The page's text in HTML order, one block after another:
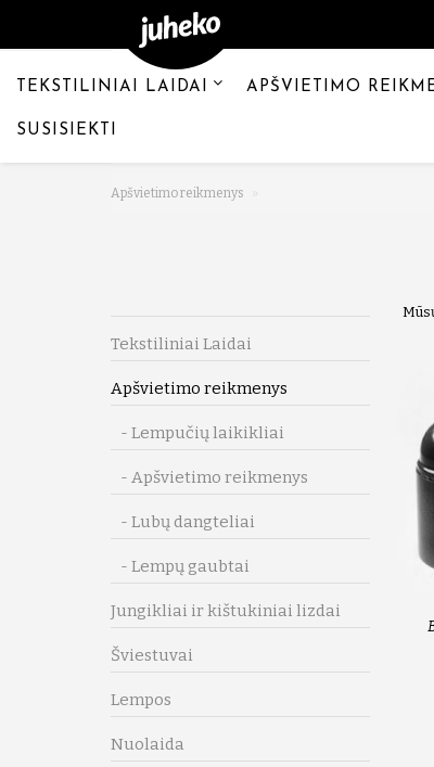
TEKSTILINIAI LAIDAI APŠVIETIMO
SUSISIEKTI
Apšvietimo reikmenys
Tekstiliniai Laidai
Apšvietimo reikmenys
- Lempučių laikikliai
- Apšvietimo reikmenys
- Lubų dangteliai
- Lempų gaubtai
Jungikliai ir kištukiniai lizdai
Šviestuvai
Lempos
Nuolaida